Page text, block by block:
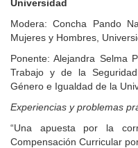
Universidad
Modera: Concha Pando
Mujeres y Hombres,
Ponente: Alejandra Selma
Trabajo y de la
Género e Igualdad de la
Experiencias y problemas
“Una apuesta por la
Compensación Curricular